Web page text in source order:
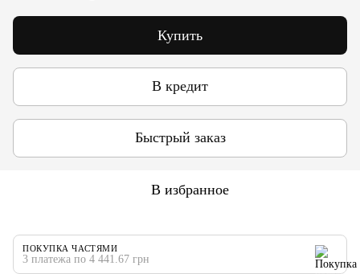
Купить
В кредит
Быстрый заказ
В избранное
ПОКУПКА ЧАСТЯМИ
3 платежа по 4 441.67 грн